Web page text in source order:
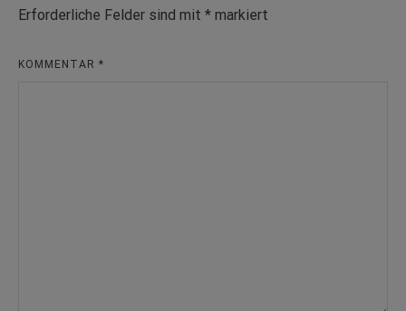
Erforderliche Felder sind mit * markiert
KOMMENTAR *